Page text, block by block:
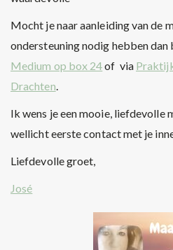
Mocht je naar aanleiding van de
ondersteuning nodig hebben
Medium op box 24of via
Drachten.
Ik wens je een mooie, liefdevolle
wellicht eerste contact met je
Liefdevolle groet,
José